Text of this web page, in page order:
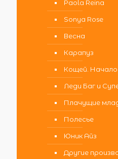
Paola Reina
Sonya Rose
Весна
Карапуз
Кощей. Начало
Леди Баг и
Плачущие
Полесье
Юник Айз
Другие